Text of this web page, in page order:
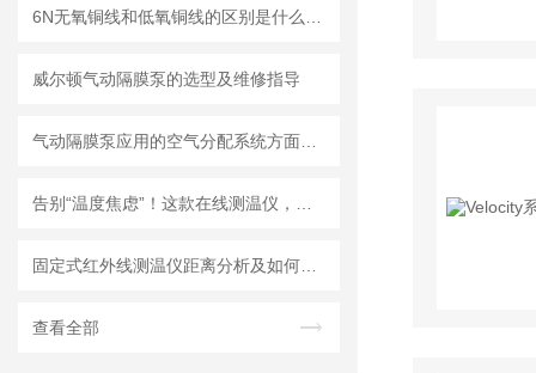
威尔顿气动隔膜泵的选型及维修指导
查看全部